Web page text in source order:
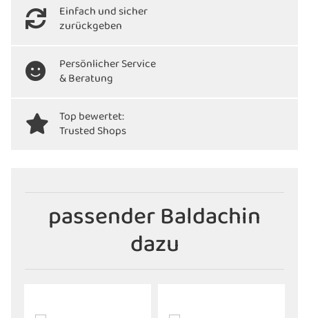
Einfach und sicher
zurückgeben
Persönlicher Service
& Beratung
Top bewertet:
Trusted Shops
passender Baldachin
dazu